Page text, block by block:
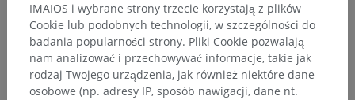
IMAIOS i wybrane strony trzecie korzystają z plików
Cookie lub podobnych technologii, w szczególności do
badania popularności strony. Pliki Cookie pozwalają
nam analizować i przechowywać informacje, takie jak
rodzaj Twojego urządzenia, jak również niektóre dane
osobowe (np. adresy IP, sposób nawigacji, dane nt.